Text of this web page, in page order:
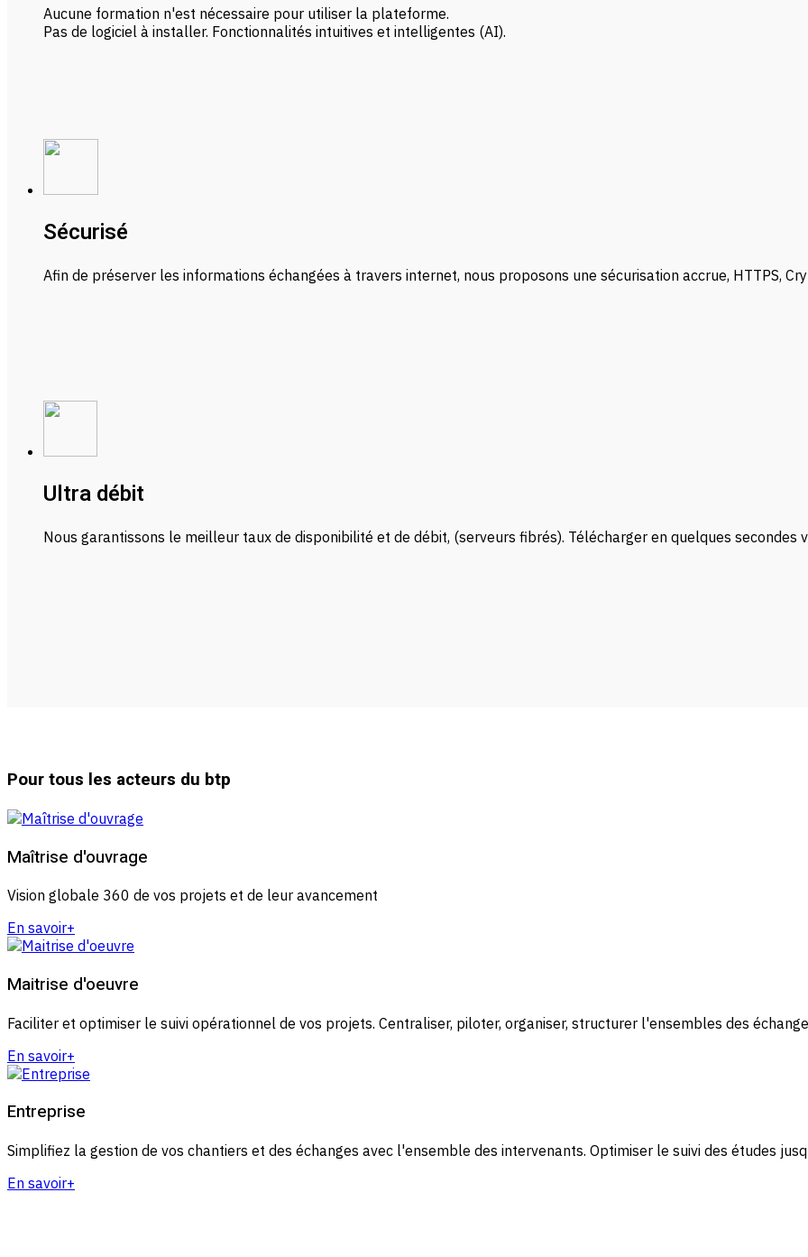
Aucune formation n'est nécessaire pour utiliser la plateforme.
Pas de logiciel à installer. Fonctionnalités intuitives et intelligentes (AI).
Sécurisé
Afin de préserver les informations échangées à travers internet, nous proposons une sécurisation accrue, HTTPS,
Ultra débit
Nous garantissons le meilleur taux de disponibilité et de débit, (serveurs fibrés). Télécharger en quelques secondes
Pour tous les acteurs du btp
Maîtrise d'ouvrage
Vision globale 360 de vos projets et de leur avancement
En savoir+
Maitrise d'oeuvre
Faciliter et optimiser le suivi opérationnel de vos projets. Centraliser, piloter, organiser, structurer l'ensembles des
En savoir+
Entreprise
Simplifiez la gestion de vos chantiers et des échanges avec l'ensemble des intervenants. Optimiser le suivi des études
En savoir+